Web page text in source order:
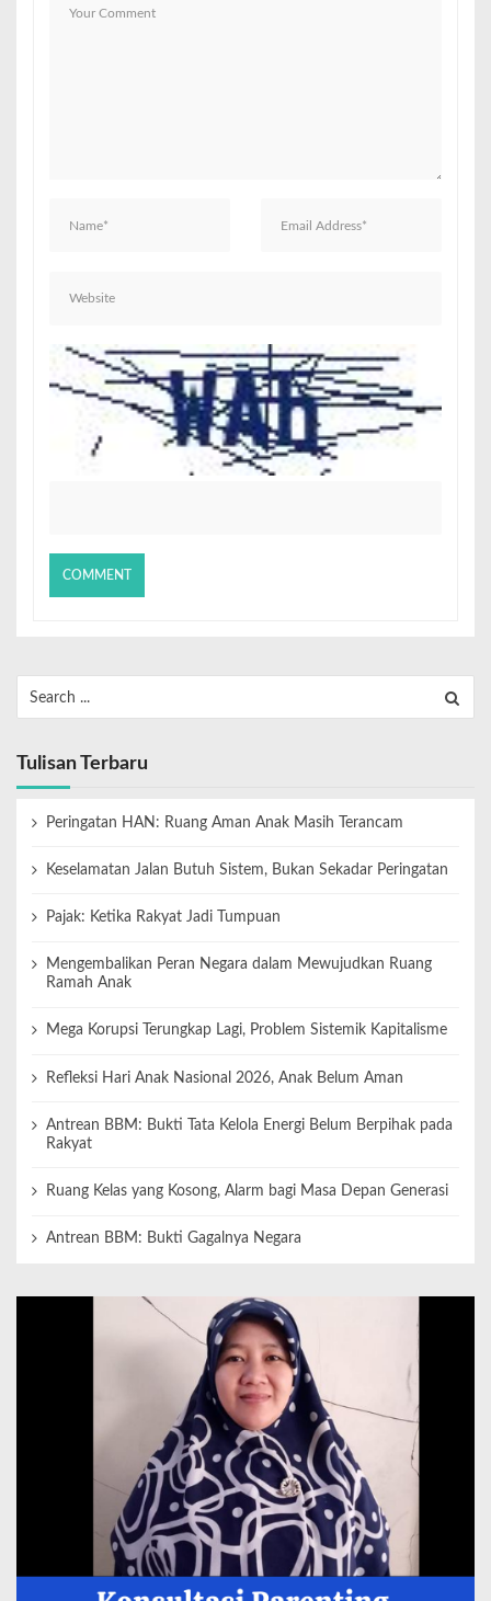
Tulisan Terbaru
Peringatan HAN: Ruang Aman Anak Masih Terancam
Keselamatan Jalan Butuh Sistem, Bukan Sekadar Peringatan
Pajak: Ketika Rakyat Jadi Tumpuan
Mengembalikan Peran Negara dalam Mewujudkan Ruang
Ramah Anak
Mega Korupsi Terungkap Lagi, Problem Sistemik Kapitalisme
Refleksi Hari Anak Nasional 2026, Anak Belum Aman
Antrean BBM: Bukti Tata Kelola Energi Belum Berpihak pada
Rakyat
Ruang Kelas yang Kosong, Alarm bagi Masa Depan Generasi
Antrean BBM: Bukti Gagalnya Negara